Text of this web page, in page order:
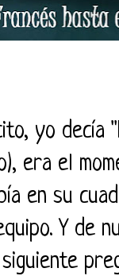
yo decía
era el
en su
Y de